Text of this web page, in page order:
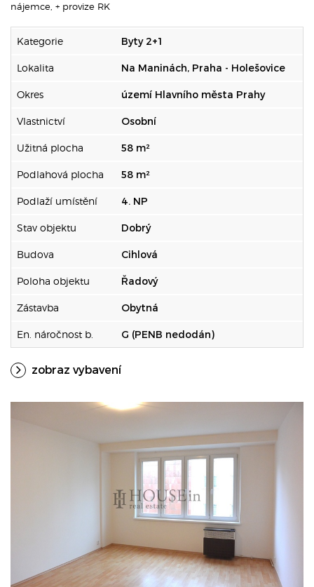
nájemce, + provize RK
Kategorie Byty 2+1
Lokalita Na Maninách, Praha - Holešovice
Okres území Hlavního města Prahy
Vlastnictví Osobní
Užitná plocha 58 m²
Podlahová plocha 58 m²
Podlaží umístění 4. NP
Stav objektu Dobrý
Budova Cihlová
Poloha objektu Řadový
Zástavba Obytná
En. náročnost b. G (PENB nedodán)
zobraz vybavení